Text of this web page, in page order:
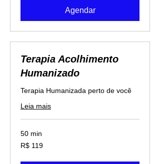
Agendar
Terapia Acolhimento
Humanizado
Terapia Humanizada perto de você
Leia mais
50 min
119
Reais
R$ 119